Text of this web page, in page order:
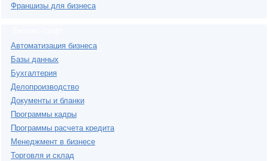
Франшизы для бизнеса
Автоматизация бизнеса
Базы данных
Бухгалтерия
Делопроизводство
Документы и бланки
Программы кадры
Программы расчета кредита
Менеджмент в бизнесе
Торговля и склад